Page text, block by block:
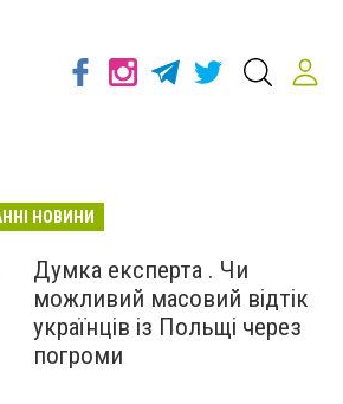
НОВИНИ
Думка експерта . Чи
можливий масовий відтік
українців із Польщі через
погроми